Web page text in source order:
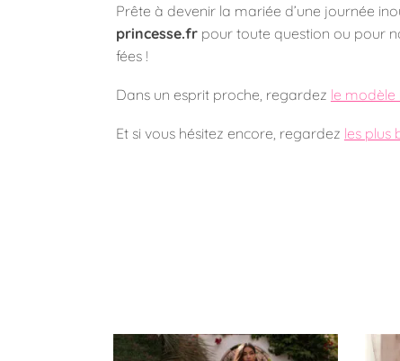
Prête à devenir la mariée d’une journée
princesse.frpour toute question ou pour
fées !
Dans un esprit proche, regardez le modèle
Et si vous hésitez encore, regardez les plus